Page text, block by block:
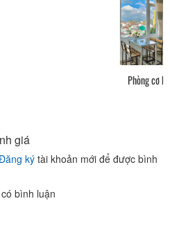
giá
ký tài khoản mới để được bình
bình luận